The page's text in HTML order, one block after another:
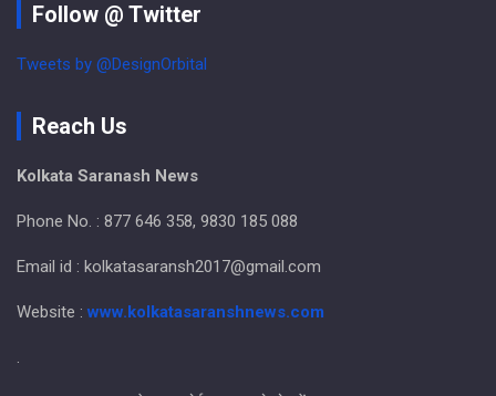
Follow @ Twitter
Tweets by @DesignOrbital
Reach Us
Kolkata Saranash News
Phone No. : 877 646 358, 9830 185 088
Email id : kolkatasaransh2017@gmail.com
Website : www.kolkatasaranshnews.com
.